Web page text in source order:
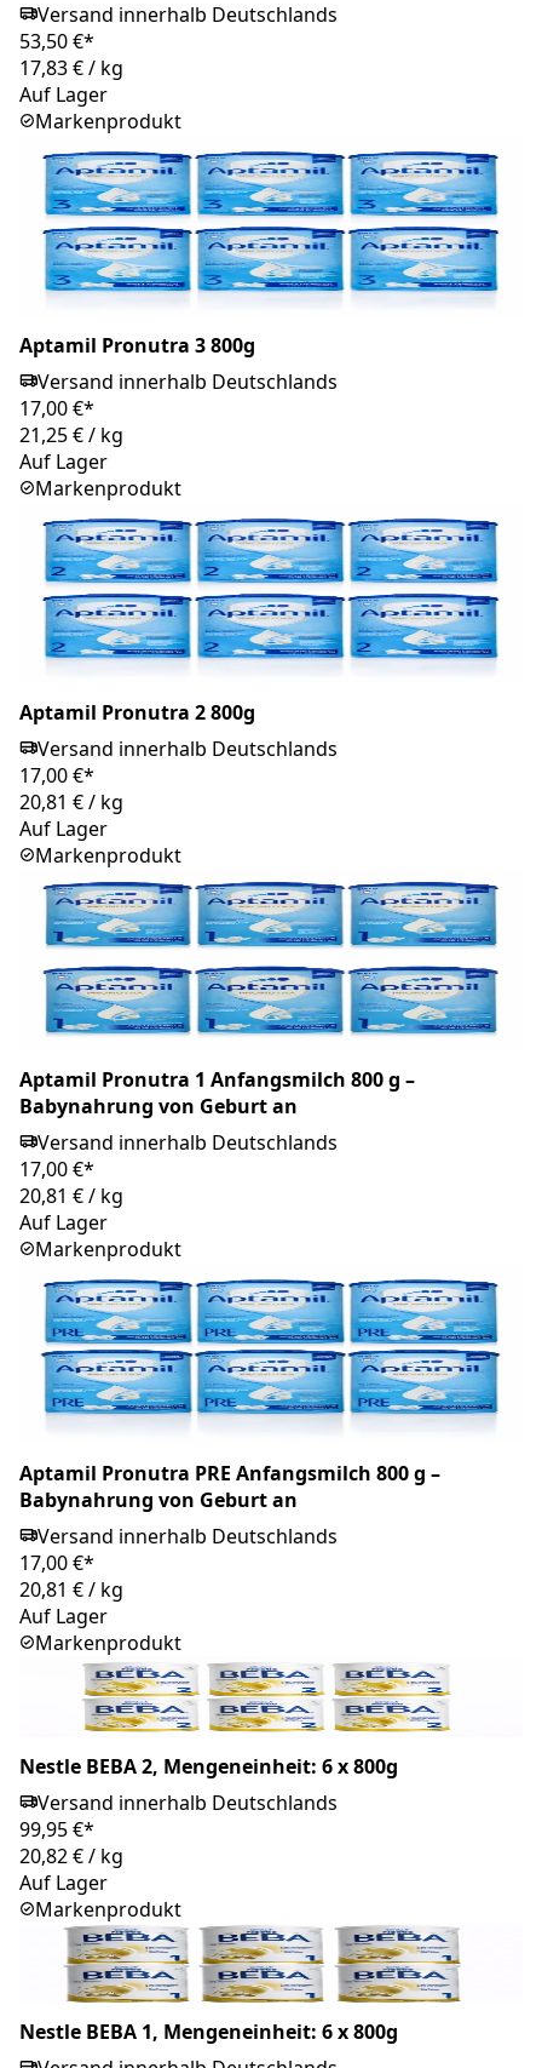
Versand innerhalb Deutschlands
53,50 €*
17,83 €/ kg
Auf Lager
Markenprodukt
Aptamil Pronutra 3 800g
Versand innerhalb Deutschlands
17,00 €*
21,25 €/ kg
Auf Lager
Markenprodukt
Aptamil Pronutra 2 800g
Versand innerhalb Deutschlands
17,00 €*
20,81 €/ kg
Auf Lager
Markenprodukt
Aptamil Pronutra 1 Anfangsmilch 800 g –
Babynahrung von Geburt an
Versand innerhalb Deutschlands
17,00 €*
20,81 €/ kg
Auf Lager
Markenprodukt
Aptamil Pronutra PRE Anfangsmilch 800 g –
Babynahrung von Geburt an
Versand innerhalb Deutschlands
17,00 €*
20,81 €/ kg
Auf Lager
Markenprodukt
Nestle BEBA 2, Mengeneinheit: 6 x 800g
Versand innerhalb Deutschlands
99,95 €*
20,82 €/ kg
Auf Lager
Markenprodukt
Nestle BEBA 1, Mengeneinheit: 6 x 800g